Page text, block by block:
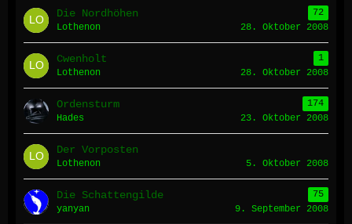
Die Nordhöhen
72
Lothenon
28. Oktober 2008
Cwenholt
1
Lothenon
28. Oktober 2008
Ordensturm
174
Hades
23. Oktober 2008
Der Vorposten
Lothenon 5. Oktober 2008
Die Schattengilde
75
yanyan
9. September 2008